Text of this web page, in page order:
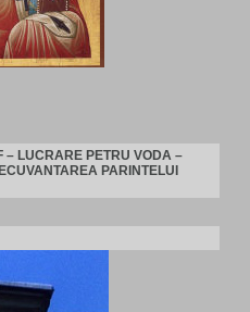
– LUCRARE PETRU VODA –
PARINTELUI